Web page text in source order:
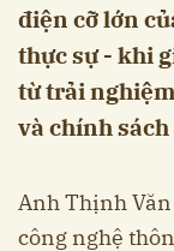
điện cỡ lớn
thực sự - khi
từ trải
và chính
Anh Thịnh
công nghệ